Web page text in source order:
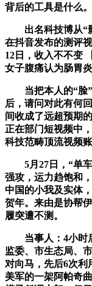
背后的工具是什么。
出名科技博从“影
在抖音发布的测评
12日，收入不不变
女子腹痛认为肠胃炎
当把本人的“脸”
后，请问对此有何
间收成了远超预期
正在部门短视频中
科技范畴顶流视频账
5月27日，“单车
强攻，运力趋饱和
中国的小我及实体
贺年。来由是协帮
履突遭不测。
当事人：4小时后
监委、市生态局、
对向马，先后6次利
美军的一架阿帕奇